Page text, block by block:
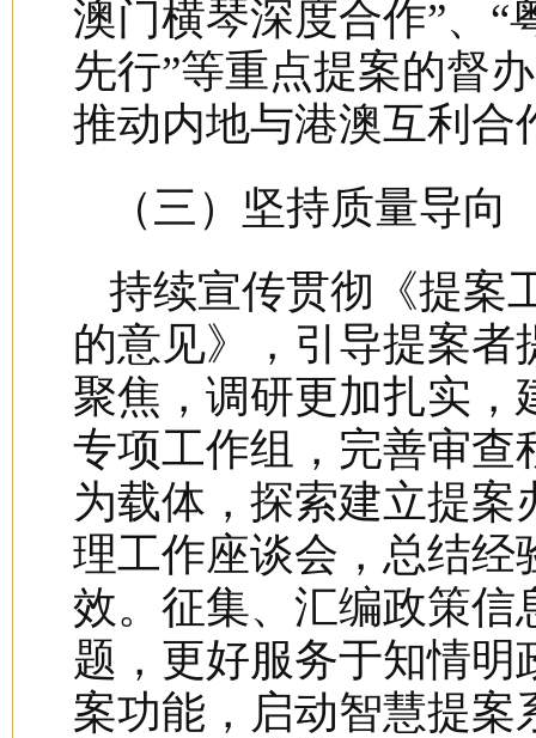
澳门横琴深度合作”、“
先行”等重点提案的督
推动内地与港澳互利合
（三）坚持质量导向
持续宣传贯彻《提案
的意见》，引导提案
聚焦，调研更加扎实
专项工作组，完善审查
为载体，探索建立提
理工作座谈会，总结经
效。征集、汇编政策信
题，更好服务于知情明
案功能，启动智慧提